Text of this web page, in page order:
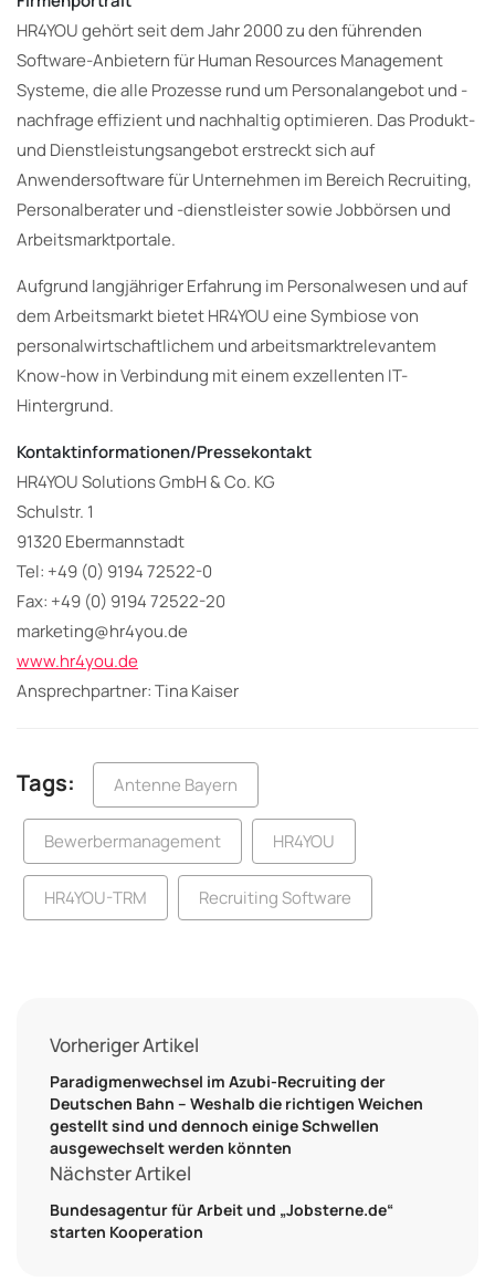
HR4YOU gehört seit dem Jahr 2000 zu den führenden
Software-Anbietern für Human Resources Management
Systeme, die alle Prozesse rund um Personalangebot und -
nachfrage effizient und nachhaltig optimieren. Das Produkt-
und Dienstleistungsangebot erstreckt sich auf
Anwendersoftware für Unternehmen im Bereich Recruiting,
Personalberater und -dienstleister sowie Jobbörsen und
Arbeitsmarktportale.
Aufgrund langjähriger Erfahrung im Personalwesen und auf
dem Arbeitsmarkt bietet HR4YOU eine Symbiose von
personalwirtschaftlichem und arbeitsmarktrelevantem
Know-how in Verbindung mit einem exzellenten IT-
Hintergrund.
Kontaktinformationen/Pressekontakt
HR4YOU Solutions GmbH & Co. KG
Schulstr. 1
91320 Ebermannstadt
Tel: +49 (0) 9194 72522-0
Fax: +49 (0) 9194 72522-20
marketing@hr4you.de
www.hr4you.de
Ansprechpartner: Tina Kaiser
Tags: Antenne Bayern
Bewerbermanagement HR4YOU
HR4YOU-TRM Recruiting Software
Vorheriger Artikel
Paradigmenwechsel im Azubi-Recruiting der
Deutschen Bahn – Weshalb die richtigen Weichen
gestellt sind und dennoch einige Schwellen
ausgewechselt werden könnten
Nächster Artikel
Bundesagentur für Arbeit und „Jobsterne.de“
starten Kooperation